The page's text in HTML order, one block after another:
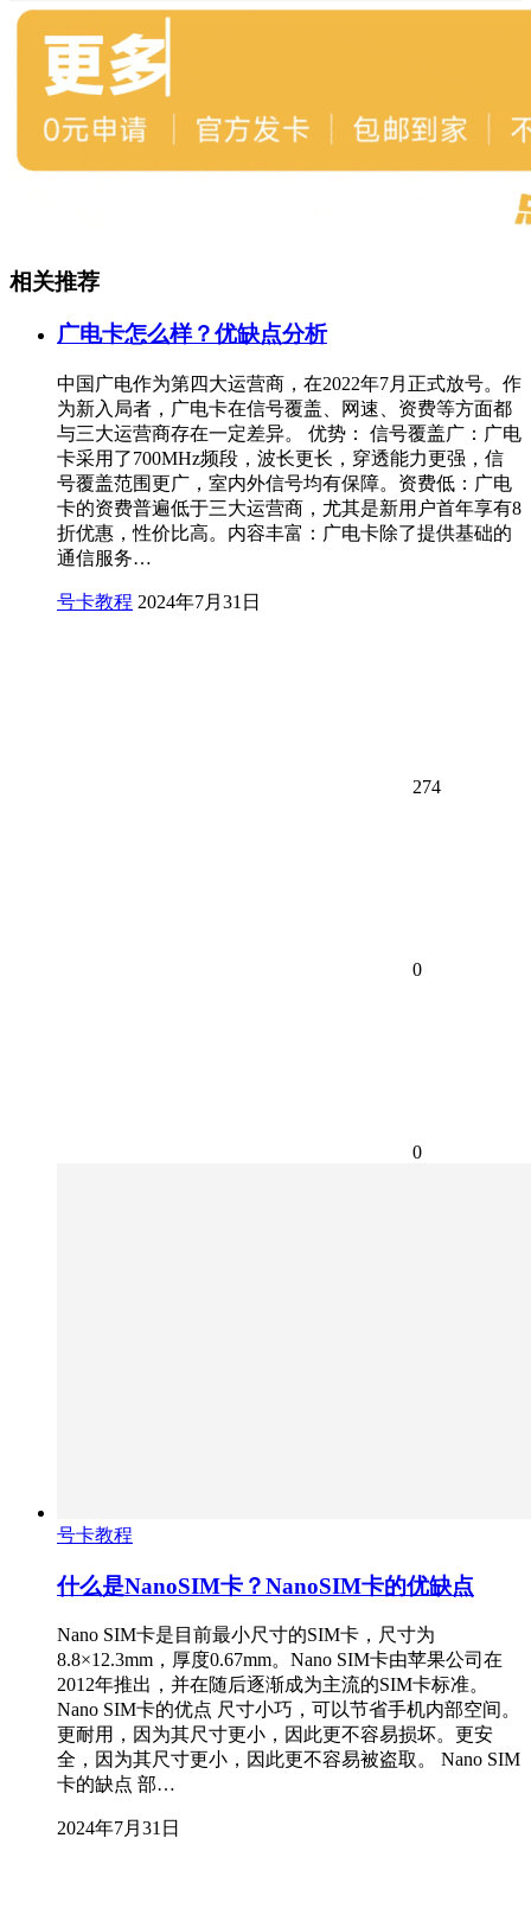
相关推荐
广电卡怎么样？优缺点分析
中国广电作为第四大运营商，在2022年7月正式放号。作
为新入局者，广电卡在信号覆盖、网速、资费等方面都
与三大运营商存在一定差异。 优势： 信号覆盖广：广电
卡采用了700MHz频段，波长更长，穿透能力更强，信
号覆盖范围更广，室内外信号均有保障。资费低：广电
卡的资费普遍低于三大运营商，尤其是新用户首年享有8
折优惠，性价比高。内容丰富：广电卡除了提供基础的
通信服务…
号卡教程 2024年7月31日
274
0
0
号卡教程
什么是NanoSIM卡？NanoSIM卡的优缺点
Nano SIM卡是目前最小尺寸的SIM卡，尺寸为
8.8×12.3mm，厚度0.67mm。Nano SIM卡由苹果公司在
2012年推出，并在随后逐渐成为主流的SIM卡标准。
Nano SIM卡的优点 尺寸小巧，可以节省手机内部空间。
更耐用，因为其尺寸更小，因此更不容易损坏。更安
全，因为其尺寸更小，因此更不容易被盗取。 Nano SIM
卡的缺点 部…
2024年7月31日